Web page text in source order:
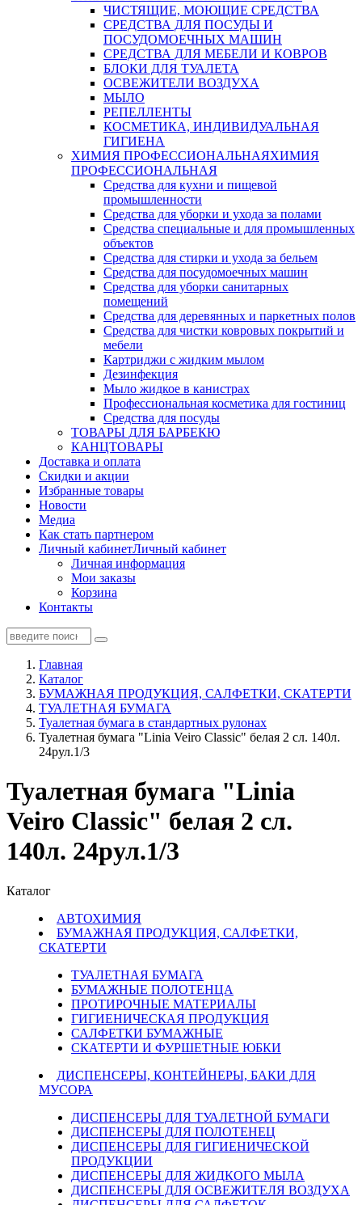
ЧИСТЯЩИЕ, МОЮЩИЕ СРЕДСТВА
СРЕДСТВА ДЛЯ ПОСУДЫ И
ПОСУДОМОЕЧНЫХ МАШИН
СРЕДСТВА ДЛЯ МЕБЕЛИ И КОВРОВ
БЛОКИ ДЛЯ ТУАЛЕТА
ОСВЕЖИТЕЛИ ВОЗДУХА
МЫЛО
РЕПЕЛЛЕНТЫ
КОСМЕТИКА, ИНДИВИДУАЛЬНАЯ
ГИГИЕНА
ХИМИЯ ПРОФЕССИОНАЛЬНАЯХИМИЯ
ПРОФЕССИОНАЛЬНАЯ
Средства для кухни и пищевой
промышленности
Средства для уборки и ухода за полами
Средства специальные и для промышленных
объектов
Средства для стирки и ухода за бельем
Средства для посудомоечных машин
Средства для уборки санитарных
помещений
Средства для деревянных и паркетных полов
Средства для чистки ковровых покрытий и
мебели
Картриджи с жидким мылом
Дезинфекция
Мыло жидкое в канистрах
Профессиональная косметика для гостиниц
Средства для посуды
ТОВАРЫ ДЛЯ БАРБЕКЮ
КАНЦТОВАРЫ
Доставка и оплата
Скидки и акции
Избранные товары
Новости
Медиа
Как стать партнером
Личный кабинетЛичный кабинет
Личная информация
Мои заказы
Корзина
Контакты
Главная
Каталог
БУМАЖНАЯ ПРОДУКЦИЯ, САЛФЕТКИ, СКАТЕРТИ
ТУАЛЕТНАЯ БУМАГА
Туалетная бумага в стандартных рулонах
Туалетная бумага "Linia Veiro Classic" белая 2 сл. 140л.
24рул.1/3
Туалетная бумага "Linia
Veiro Classic" белая 2 сл.
140л. 24рул.1/3
Каталог
АВТОХИМИЯ
БУМАЖНАЯ ПРОДУКЦИЯ, САЛФЕТКИ,
СКАТЕРТИ
ТУАЛЕТНАЯ БУМАГА
БУМАЖНЫЕ ПОЛОТЕНЦА
ПРОТИРОЧНЫЕ МАТЕРИАЛЫ
ГИГИЕНИЧЕСКАЯ ПРОДУКЦИЯ
САЛФЕТКИ БУМАЖНЫЕ
СКАТЕРТИ И ФУРШЕТНЫЕ ЮБКИ
ДИСПЕНСЕРЫ, КОНТЕЙНЕРЫ, БАКИ ДЛЯ
МУСОРА
ДИСПЕНСЕРЫ ДЛЯ ТУАЛЕТНОЙ БУМАГИ
ДИСПЕНСЕРЫ ДЛЯ ПОЛОТЕНЕЦ
ДИСПЕНСЕРЫ ДЛЯ ГИГИЕНИЧЕСКОЙ
ПРОДУКЦИИ
ДИСПЕНСЕРЫ ДЛЯ ЖИДКОГО МЫЛА
ДИСПЕНСЕРЫ ДЛЯ ОСВЕЖИТЕЛЯ ВОЗДУХА